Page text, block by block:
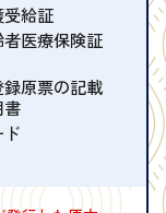
給証
医療保険証
原票の記載
書